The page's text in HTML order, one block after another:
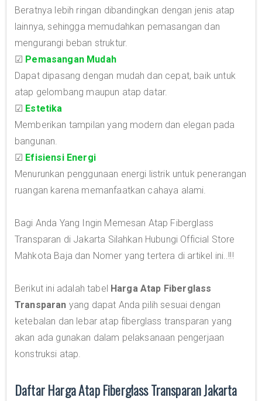
Beratnya lebih ringan dibandingkan dengan jenis atap
lainnya, sehingga memudahkan pemasangan dan
mengurangi beban struktur.
☑ Pemasangan Mudah
Dapat dipasang dengan mudah dan cepat, baik untuk
atap gelombang maupun atap datar.
☑ Estetika
Memberikan tampilan yang modern dan elegan pada
bangunan.
☑ Efisiensi Energi
Menurunkan penggunaan energi listrik untuk penerangan
ruangan karena memanfaatkan cahaya alami.
Bagi Anda Yang Ingin Memesan Atap Fiberglass
Transparan di Jakarta Silahkan Hubungi Official Store
Mahkota Baja dan Nomer yang tertera di artikel ini..!!!
Berikut ini adalah tabel Harga Atap Fiberglass
Transparan yang dapat Anda pilih sesuai dengan
ketebalan dan lebar atap fiberglass transparan yang
akan ada gunakan dalam pelaksanaan pengerjaan
konstruksi atap.
Daftar Harga Atap Fiberglass Transparan Jakarta